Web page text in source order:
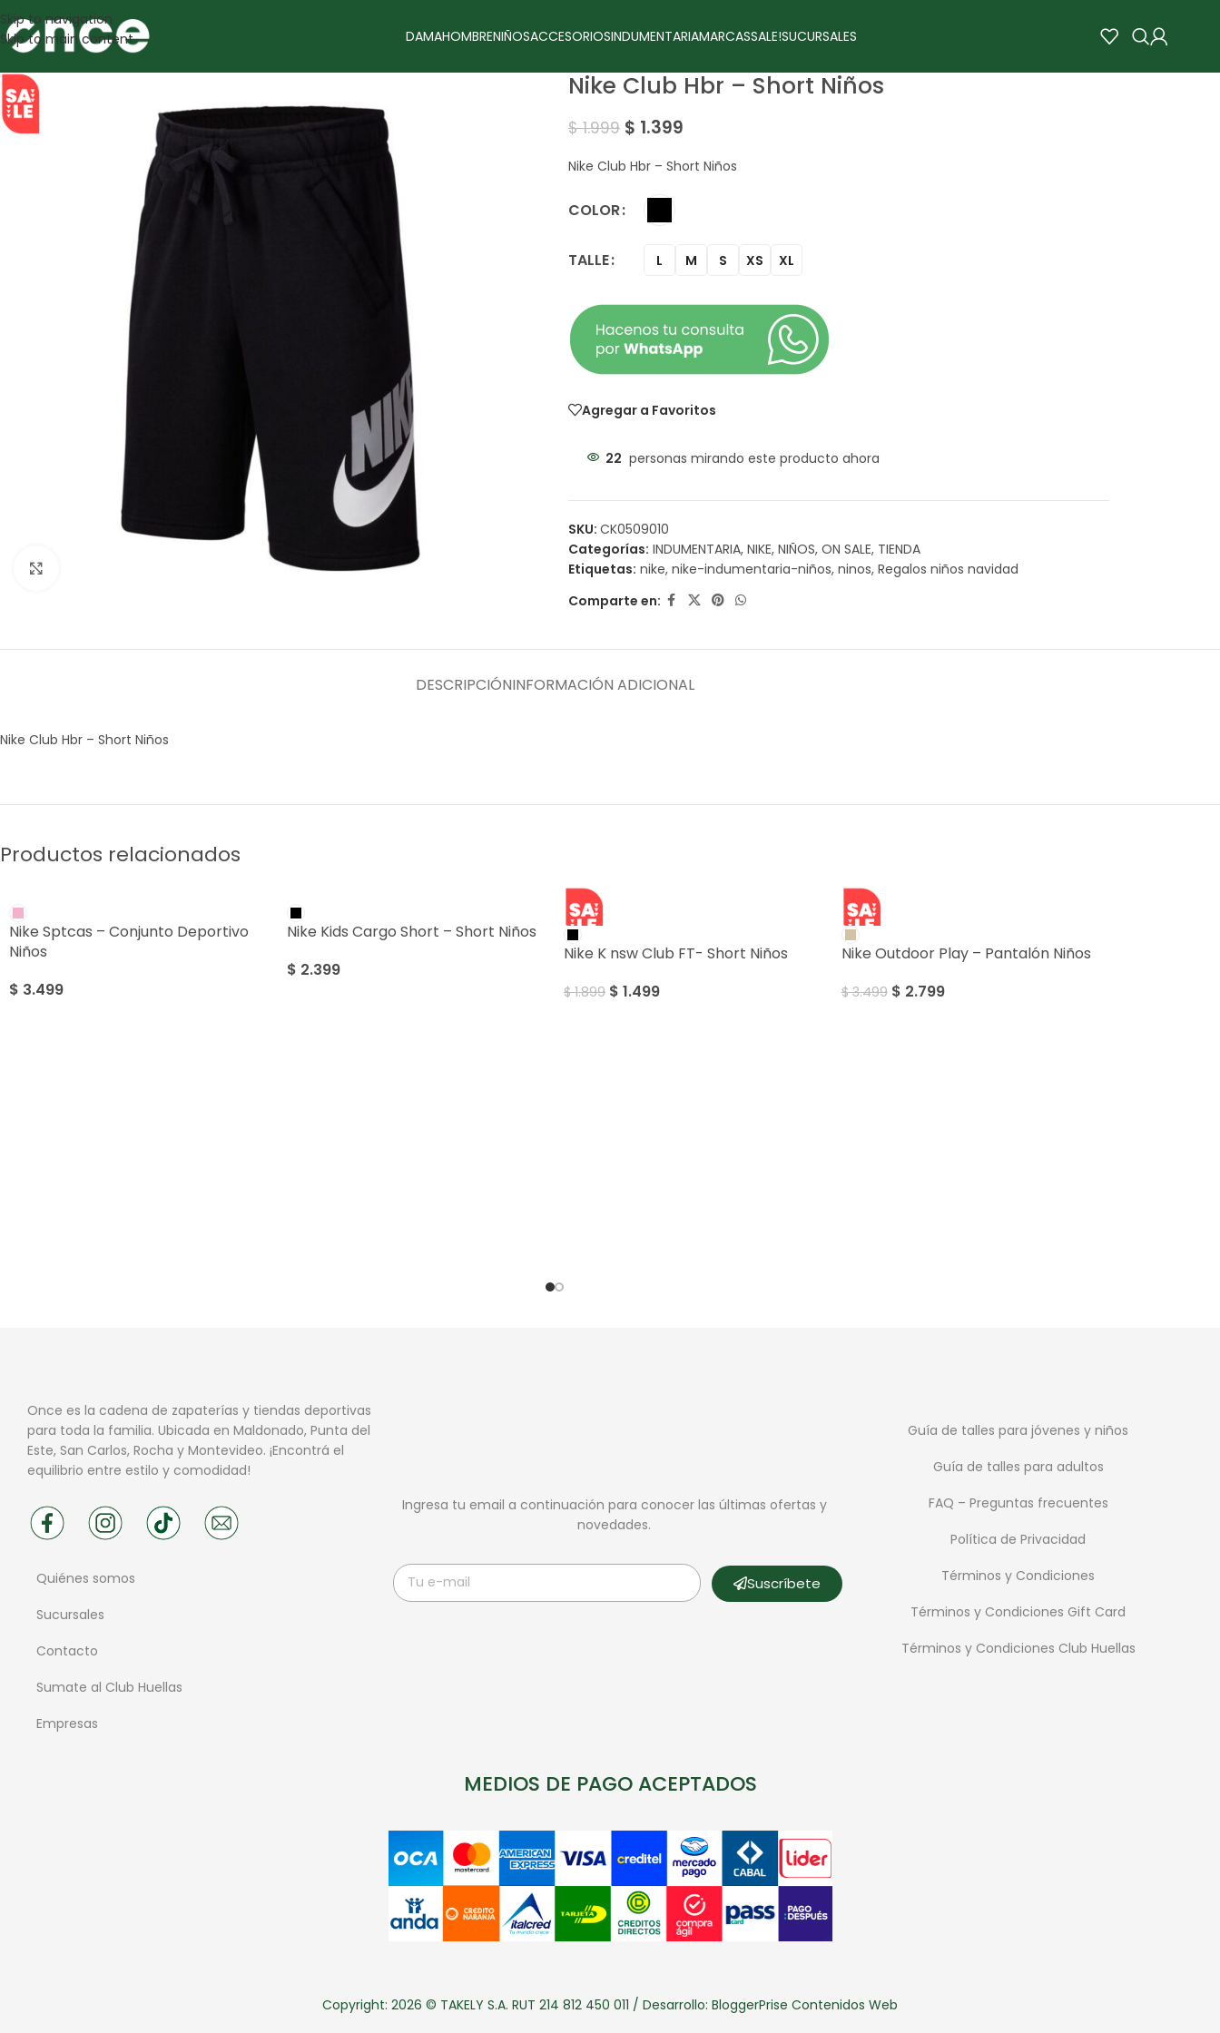
Skip to navigation
Skip to main content
DAMAHOMBRENIÑOSACCESORIOSINDUMENTARIAMARCASSALE!SUCURSALES
SALE Nike Club Hbr – Short Niños
$1.999 $ 1.399
Nike Club Hbr – Short Niños
COLOR
TALLE L M S XS XL
Agregar a Favoritos
22 personas mirando este producto ahora
SKU: CK0509010
Categorías: INDUMENTARIA, NIKE, NIÑOS, ON SALE, TIENDA
Etiquetas: nike, nike-indumentaria-niños, ninos, Regalos niños navidad
Comparte en:
DESCRIPCIÓNINFORMACIÓN ADICIONAL
Nike Club Hbr – Short Niños
Productos relacionados
Nike Sptcas – Conjunto Deportivo
Niños
$ 3.499
Nike Kids Cargo Short – Short Niños
$ 2.399
SALE
Nike K nsw Club FT- Short Niños
$1.899 $ 1.499
SALE
Nike Outdoor Play – Pantalón Niños
$3.499 $ 2.799
Once es la cadena de zapaterías y tiendas deportivas
para toda la familia. Ubicada en Maldonado, Punta del
Este, San Carlos, Rocha y Montevideo. ¡Encontrá el
equilibrio entre estilo y comodidad!
Quiénes somos
Sucursales
Contacto
Sumate al Club Huellas
Empresas
Ingresa tu email a continuación para conocer las últimas ofertas y
novedades.
Suscríbete
Guía de talles para jóvenes y niños
Guía de talles para adultos
FAQ – Preguntas frecuentes
Política de Privacidad
Términos y Condiciones
Términos y Condiciones Gift Card
Términos y Condiciones Club Huellas
MEDIOS DE PAGO ACEPTADOS
Copyright: 2026 © TAKELY S.A. RUT 214 812 450 011 / Desarrollo: BloggerPrise Contenidos Web